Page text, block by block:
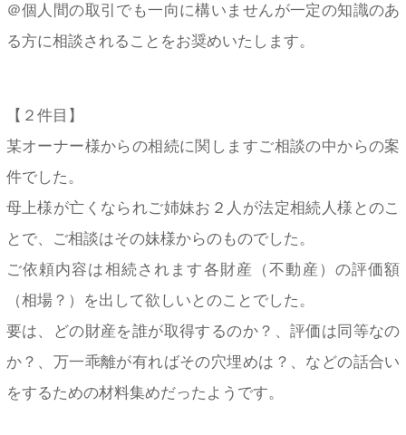
＠個人間の取引でも一向に構いませんが一定の知識のあ
る方に相談されることをお奨めいたします。
【２件目】
某オーナー様からの相続に関しますご相談の中からの案
件でした。
母上様が亡くなられご姉妹お２人が法定相続人様とのこ
とで、ご相談はその妹様からのものでした。
ご依頼内容は相続されます各財産（不動産）の評価額
（相場？）を出して欲しいとのことでした。
要は、どの財産を誰が取得するのか？、評価は同等なの
か？、万一乖離が有ればその穴埋めは？、などの話合い
をするための材料集めだったようです。